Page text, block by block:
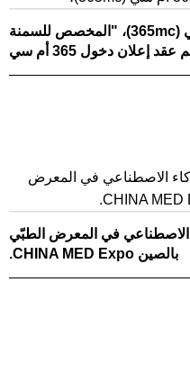
مرحبًا. هذا مستشفى 365 أم سي (365mc)، "المخصص للسمنة
فقط". في 17 ديسمبر الماضي، تم عقد إعلان دخول 365 أم سي
في المعرض الطبّي
بالصين CHINA MED Expo.